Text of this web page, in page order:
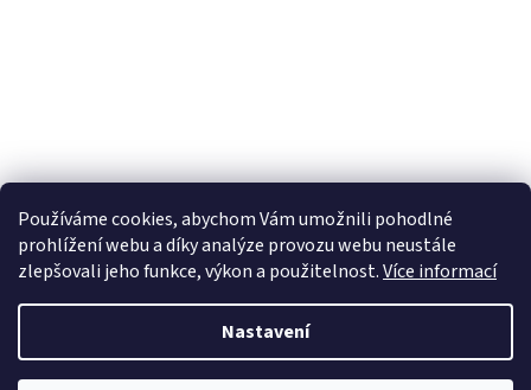
Používáme cookies, abychom Vám umožnili pohodlné
prohlížení webu a díky analýze provozu webu neustále
zlepšovali jeho funkce, výkon a použitelnost.Více informací
Nastavení
Vytvořil Shoptet